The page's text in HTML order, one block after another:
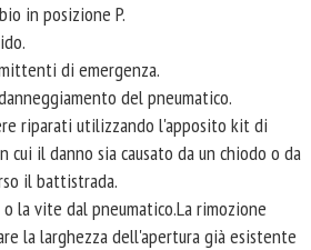
in posizione P.
di emergenza.
del pneumatico.
riparati utilizzando l'apposito kit di
cui il danno sia causato da un chiodo o da
il battistrada.
la vite dal pneumatico.La rimozione
la larghezza dell'apertura già esistente